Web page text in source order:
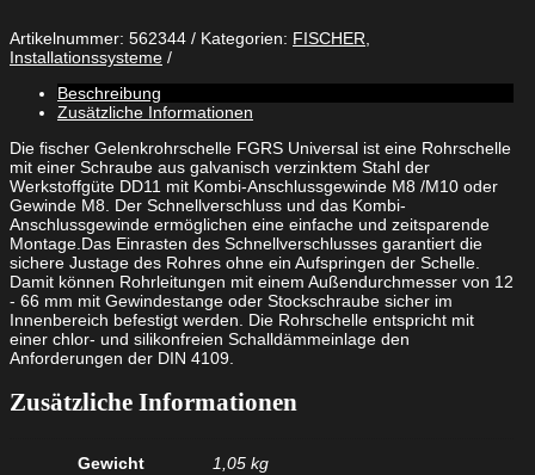
M8
31
-
37
Menge
Artikelnummer: 562344 Kategorien: FISCHER
Installationssysteme
Beschreibung
Zusätzliche Informationen
Die fischer Gelenkrohrschelle FGRS Universal ist eine Rohrschelle
mit einer Schraube aus galvanisch verzinktem Stahl der
Werkstoffgüte DD11 mit Kombi-Anschlussgewinde M8 /M10 oder
Gewinde M8. Der Schnellverschluss und das Kombi-
Anschlussgewinde ermöglichen eine einfache und zeitsparende
Montage.Das Einrasten des Schnellverschlusses garantiert die
sichere Justage des Rohres ohne ein Aufspringen der Schelle.
Damit können Rohrleitungen mit einem Außendurchmesser von 12
- 66 mm mit Gewindestange oder Stockschraube sicher im
Innenbereich befestigt werden. Die Rohrschelle entspricht mit
einer chlor- und silikonfreien Schalldämmeinlage den
Anforderungen der DIN 4109.
Zusätzliche Informationen
Gewicht 1,05 kg